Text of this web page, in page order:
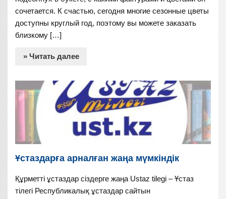
сочетается. К счастью, сегодня многие сезонные цветы
доступны круглый год, поэтому вы можете заказать
близкому […]
» Читать далее
Ұстаздарға арналған жаңа мүмкіндік
Құрметті ұстаздар сіздерге жаңа Ustaz tilegi – Ұстаз
тілегі Республикалық ұстаздар сайтын